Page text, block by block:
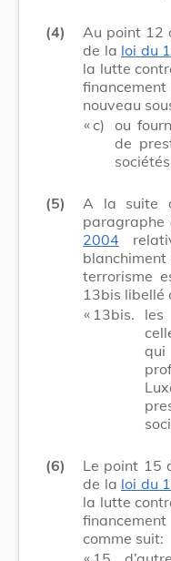
(4)
Au point 12
de la loi du
la lutte
nouveau
​ «c) ou
de
(5)
A la suite
paragraphe
2004
terrorisme
13bis libellé
​ « 13bis.
les
(6)
Le point 15
de la loi du
la lutte
comme suit:
​ «